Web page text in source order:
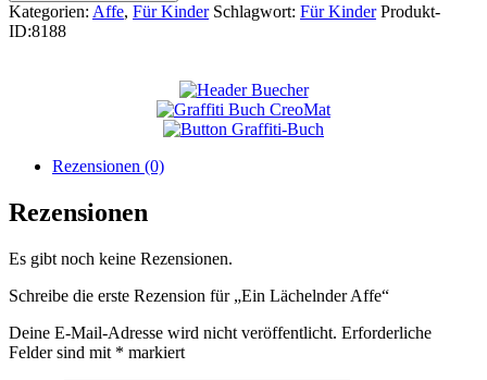
Kategorien: Affe, Für Kinder Schlagwort: Für Kinder Produkt-
ID:8188
Rezensionen (0)
Rezensionen
Es gibt noch keine Rezensionen.
Schreibe die erste Rezension für „Ein Lächelnder Affe“
Deine E-Mail-Adresse wird nicht veröffentlicht. Erforderliche
Felder sind mit * markiert